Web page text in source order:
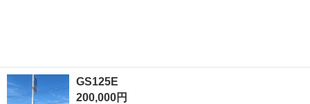
GS125E
200,000円